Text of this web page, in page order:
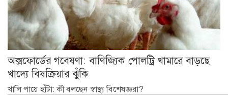
অক্সফোর্ডের গবেষণা: বাণিজ্যিক পোলট্রি খামারে বাড়ছে
খাদ্যে বিষক্রিয়ার ঝুঁকি
খালি পায়ে হাঁটা: কী বলছেন স্বাস্থ্য বিশেষজ্ঞরা?